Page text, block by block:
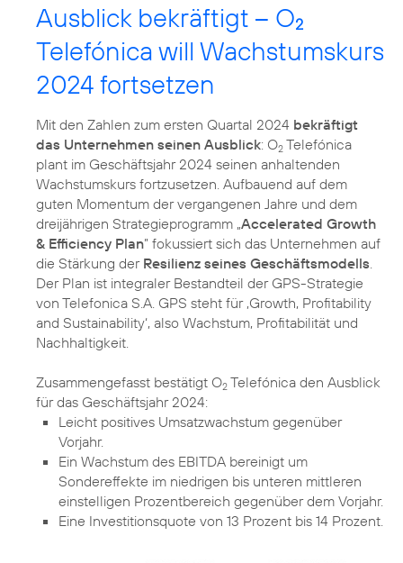
Ausblick bekräftigt – O2
Telefónica will Wachstumskurs
2024 fortsetzen
Mit den Zahlen zum ersten Quartal 2024 bekräftigt
das Unternehmen seinen Ausblick: O2 Telefónica
plant im Geschäftsjahr 2024 seinen anhaltenden
Wachstumskurs fortzusetzen. Aufbauend auf dem
guten Momentum der vergangenen Jahre und dem
dreijährigen Strategieprogramm „Accelerated Growth
& Efficiency Plan” fokussiert sich das Unternehmen auf
die Stärkung der Resilienz seines Geschäftsmodells.
Der Plan ist integraler Bestandteil der GPS-Strategie
von Telefonica S.A. GPS steht für ‚Growth, Profitability
and Sustainability‘, also Wachstum, Profitabilität und
Nachhaltigkeit.
Zusammengefasst bestätigt O2 Telefónica den Ausblick
Leicht positives Umsatzwachstum gegenüber
Vorjahr.
Ein Wachstum des EBITDA bereinigt um
Sondereffekte im niedrigen bis unteren mittleren
einstelligen Prozentbereich gegenüber dem Vorjahr.
Eine Investitionsquote von 13 Prozent bis 14 Prozent.